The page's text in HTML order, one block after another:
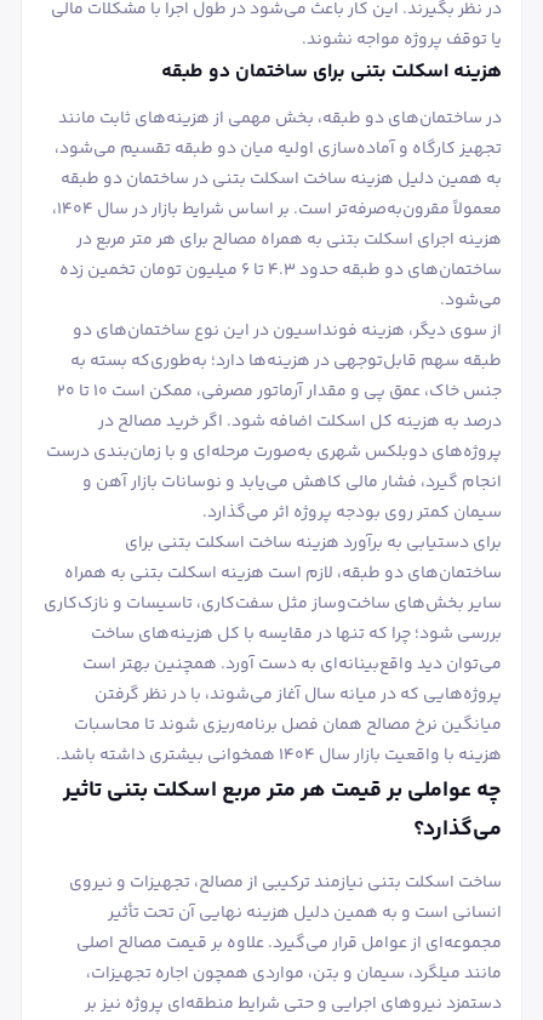
در نظر بگیرند. این کار باعث می‌شود در طول اجرا با مشکلات مالی
یا توقف پروژه مواجه نشوند.
هزینه اسکلت بتنی برای ساختمان دو طبقه
در ساختمان‌های دو طبقه، بخش مهمی از هزینه‌های ثابت مانند
تجهیز کارگاه و آماده‌سازی اولیه میان دو طبقه تقسیم می‌شود،
به همین دلیل هزینه ساخت اسکلت بتنی در ساختمان دو طبقه
معمولاً مقرون‌به‌صرفه‌تر است. بر اساس شرایط بازار در سال ۱۴۰۴،
هزینه اجرای اسکلت بتنی به همراه مصالح برای هر متر مربع در
ساختمان‌های دو طبقه حدود ۴.۳ تا ۶ میلیون تومان تخمین زده
می‌شود.
از سوی دیگر، هزینه فونداسیون در این نوع ساختمان‌های دو
طبقه سهم قابل‌توجهی در هزینه‌ها دارد؛ به‌طوری‌که بسته به
جنس خاک، عمق پی و مقدار آرماتور مصرفی، ممکن است ۱۰ تا ۲۰
درصد به هزینه کل اسکلت اضافه شود. اگر خرید مصالح در
پروژه‌های دوبلکس شهری به‌صورت مرحله‌ای و با زمان‌بندی درست
انجام گیرد، فشار مالی کاهش می‌یابد و نوسانات بازار آهن و
سیمان کمتر روی بودجه پروژه اثر می‌گذارد.
برای دستیابی به برآورد هزینه ساخت اسکلت بتنی برای
ساختمان‌های دو طبقه، لازم است هزینه اسکلت بتنی به همراه
سایر بخش‌های ساخت‌وساز مثل سفت‌کاری، تاسیسات و نازک‌کاری
بررسی شود؛ چرا که تنها در مقایسه با کل هزینه‌های ساخت
می‌توان دید واقع‌بینانه‌ای به دست آورد. همچنین بهتر است
پروژه‌هایی که در میانه سال آغاز می‌شوند، با در نظر گرفتن
میانگین نرخ مصالح همان فصل برنامه‌ریزی شوند تا محاسبات
هزینه با واقعیت بازار سال ۱۴۰۴ همخوانی بیشتری داشته باشد.
چه عواملی بر قیمت هر متر مربع اسکلت بتنی تاثیر
می‌گذارد؟
ساخت اسکلت بتنی نیازمند ترکیبی از مصالح، تجهیزات و نیروی
انسانی است و به همین دلیل هزینه نهایی آن تحت تأثیر
مجموعه‌ای از عوامل قرار می‌گیرد. علاوه بر قیمت مصالح اصلی
مانند میلگرد، سیمان و بتن، مواردی همچون اجاره تجهیزات،
دستمزد نیروهای اجرایی و حتی شرایط منطقه‌ای پروژه نیز بر